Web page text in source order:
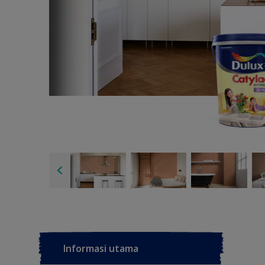
Informasi utama